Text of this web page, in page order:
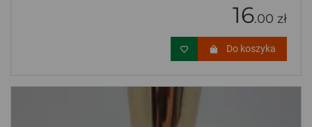
16.00 zł
Do koszyka